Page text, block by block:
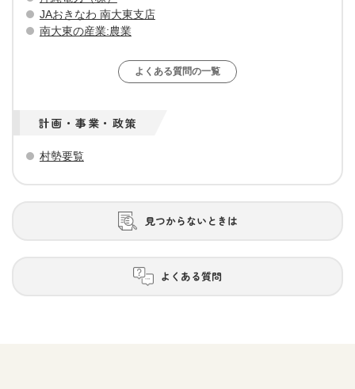
JAおきなわ 南大東支店
南大東の産業:農業
よくある質問の一覧
計画・事業・政策
村勢要覧
見つからないときは
よくある質問